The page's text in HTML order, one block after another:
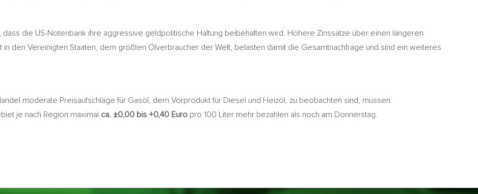
die US-Notenbank ihre aggressive geldpolitische Haltung beibehalten wird. Höhere Zinssätze über einen längeren
den Vereinigten Staaten, dem größten Ölverbraucher der Welt, belasten damit die Gesamtnachfrage und sind ein weiteres
moderate Preisaufschläge für Gasöl, dem Vorprodukt für Diesel und Heizöl, zu beobachten sind, müssen
je nach Region maximal ca. ±0,00 bis +0,40 Europro 100 Liter mehr bezahlen als noch am Donnerstag.